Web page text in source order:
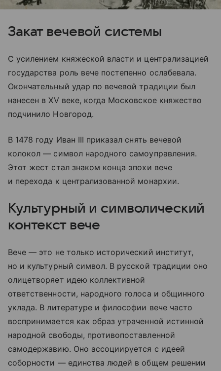
Закат вечевой системы
С усилением княжеской власти и централизацией
государства роль вече постепенно ослабевала.
Окончательный удар по вечевой традиции был
нанесен в XV веке, когда Московское княжество
подчинило Новгород.
В 1478 году Иван III приказал снять вечевой
колокол — символ народного самоуправления.
Этот жест стал знаком конца эпохи вече
и перехода к централизованной монархии.
Культурный и символический
контекст вече
Вече — это не только исторический институт,
но и культурный символ. В русской традиции оно
олицетворяет идею коллективной
ответственности, народного голоса и общинного
уклада. В литературе и философии вече часто
воспринимается как образ утраченной истинной
народной свободы, противопоставленной
самодержавию. Оно ассоциируется с идеей
соборности — единства людей в общем решении